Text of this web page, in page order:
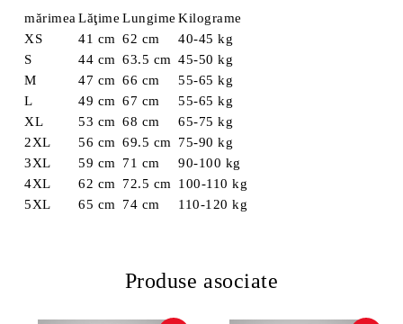
mărimea Lăţime Lungime Kilograme
XS
41 cm 62 cm
40-45 kg
S
44 cm 63.5 cm 45-50 kg
M
47 cm 66 cm
55-65 kg
L
49 cm 67 cm
55-65 kg
XL
53 cm 68 cm
65-75 kg
2XL
56 cm 69.5 cm
75-90 kg
3XL
59 cm 71 cm
90-100 kg
4XL
62 cm 72.5 cm
100-110 kg
5XL
65 cm 74 cm 110-120 kg
Produse asociate